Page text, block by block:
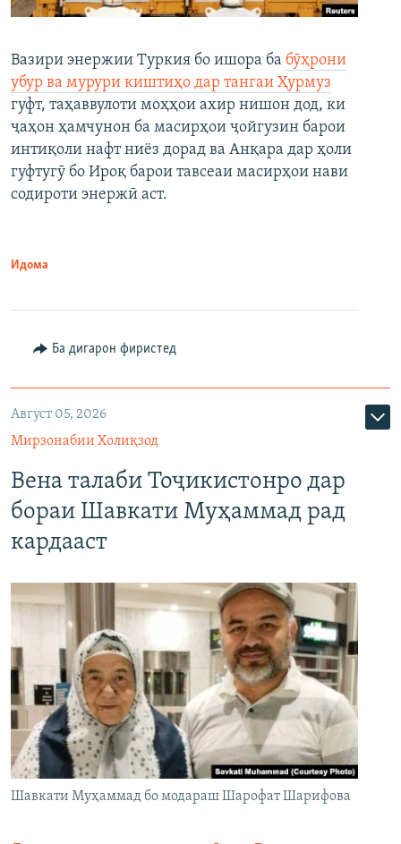
Вазири энержии Туркия бо ишора ба бӯҳрони
убур ва мурури киштиҳо дар тангаи Ҳурмуз
гуфт, таҳаввулоти моҳҳои ахир нишон дод, ки
ҷаҳон ҳамчунон ба масирҳои ҷойгузин барои
интиқоли нафт ниёз дорад ва Анқара дар ҳоли
гуфтугӯ бо Ироқ барои тавсеаи масирҳои нави
содироти энержӣ аст.
Идома
Ба дигарон фиристед
Август 05, 2026
Мирзонабии Холиқзод
Вена талаби Тоҷикистонро дар
бораи Шавкати Муҳаммад рад
кардааст
Шавкати Муҳаммад бо модараш Шарофат Шарифова